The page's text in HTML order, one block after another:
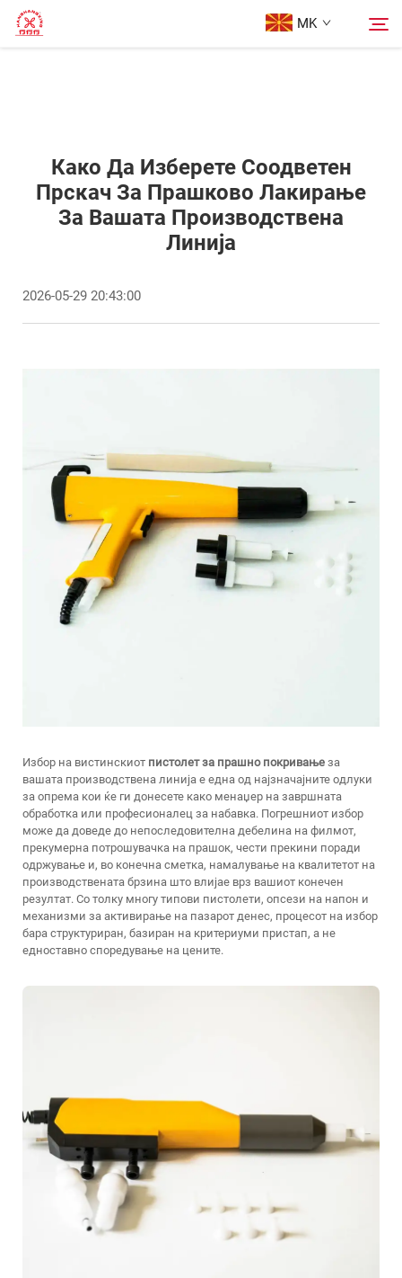
MK
Производи
За Нас
Блог
Како Да Изберете Соодветен
Прскач За Прашково Лакирање
За Вашата Производствена
Линија
2026-05-29 20:43:00
Избор на вистинскиот пистолет за прашно покривање за
вашата производствена линија е една од најзначајните одлуки
за опрема кои ќе ги донесете како менаџер на завршната
обработка или професионалец за набавка. Погрешниот избор
може да доведе до непоследовителна дебелина на филмот,
прекумерна потрошувачка на прашок, чести прекини поради
одржување и, во конечна сметка, намалување на квалитетот на
производствената брзина што влијае врз вашиот конечен
резултат. Со толку многу типови пистолети, опсези на напон и
механизми за активирање на пазарот денес, процесот на избор
бара структуриран, базиран на критериуми пристап, а не
едноставно споредување на цените.